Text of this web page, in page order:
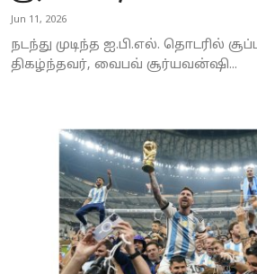
Jun 11, 2026
நடந்து முடிந்த ஐ.பி.எல். தொடரில்
திகழ்ந்தவர், வைபவ் சூர்யவன்ஷி...